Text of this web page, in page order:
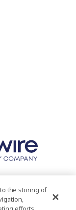
Statement
to the storing of